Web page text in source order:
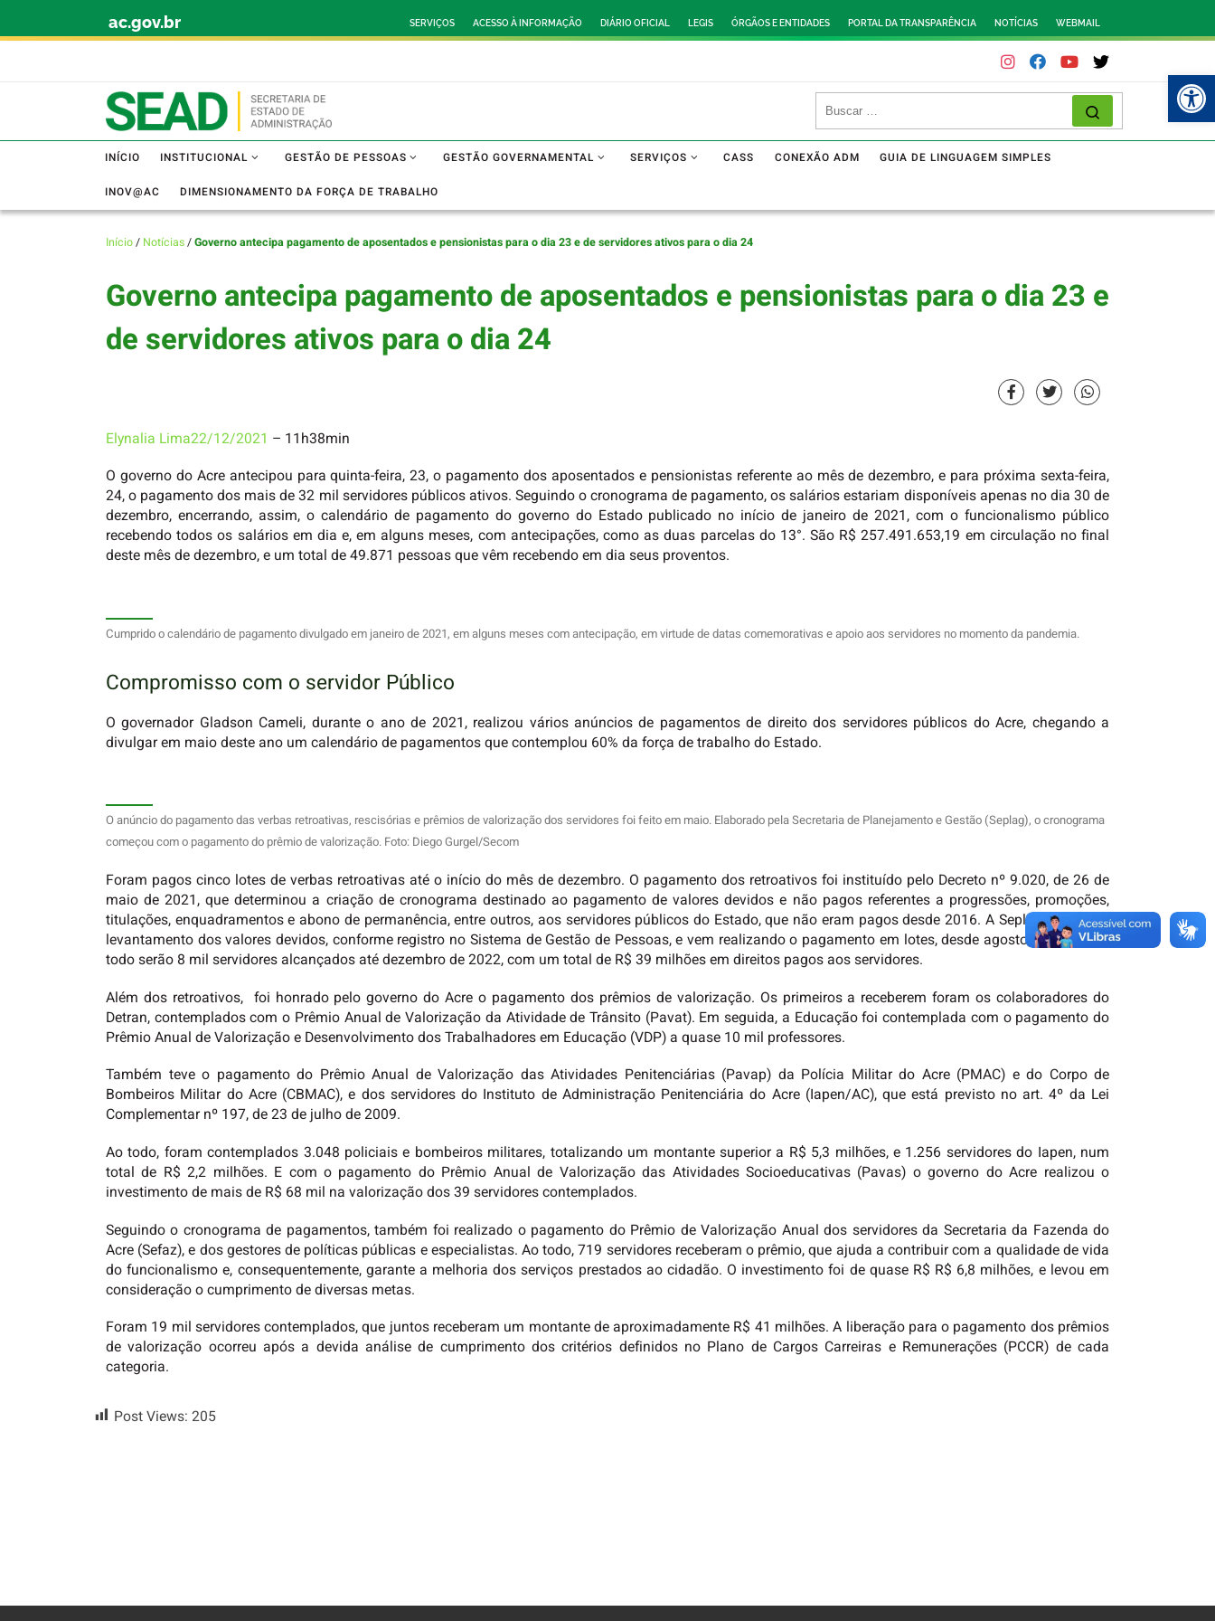
ac.gov.br SERVIÇOS ACESSO À INFORMAÇÃO DIÁRIO OFICIAL LEGIS ÓRGÃOS E ENTIDADES PORTAL DA TRANSPARÊNCIA NOTÍCIAS WEBMAIL
INÍCIO INSTITUCIONAL GESTÃO DE PESSOAS GESTÃO GOVERNAMENTAL SERVIÇOS CASS CONEXÃO ADM GUIA DE LINGUAGEM SIMPLES
INOV@AC DIMENSIONAMENTO DA FORÇA DE TRABALHO
Início/ Notícias/Governo antecipa pagamento de aposentados e pensionistas para o dia 23 e de servidores ativos para o dia 24
Governo antecipa pagamento de aposentados e pensionistas para o dia 23 e
de servidores ativos para o dia 24
Elynalia Lima22/12/2021 – 11h38min
O governo do Acre antecipou para quinta-feira, 23, o pagamento dos aposentados e pensionistas referente ao mês de dezembro, e para próxima sexta-feira,
24, o pagamento dos mais de 32 mil servidores públicos ativos. Seguindo o cronograma de pagamento, os salários estariam disponíveis apenas no dia 30 de
dezembro, encerrando, assim, o calendário de pagamento do governo do Estado publicado no início de janeiro de 2021, com o funcionalismo público
recebendo todos os salários em dia e, em alguns meses, com antecipações, como as duas parcelas do 13°. São R$ 257.491.653,19 em circulação no final
deste mês de dezembro, e um total de 49.871 pessoas que vêm recebendo em dia seus proventos.
Cumprido o calendário de pagamento divulgado em janeiro de 2021, em alguns meses com antecipação, em virtude de datas comemorativas e apoio aos servidores no momento da pandemia.
Compromisso com o servidor Público
O governador Gladson Cameli, durante o ano de 2021, realizou vários anúncios de pagamentos de direito dos servidores públicos do Acre, chegando a
divulgar em maio deste ano um calendário de pagamentos que contemplou 60% da força de trabalho do Estado.
O anúncio do pagamento das verbas retroativas, rescisórias e prêmios de valorização dos servidores foi feito em maio. Elaborado pela Secretaria de Planejamento e Gestão (Seplag), o cronograma
começou com o pagamento do prêmio de valorização. Foto: Diego Gurgel/Secom
Foram pagos cinco lotes de verbas retroativas até o início do mês de dezembro. O pagamento dos retroativos foi instituído pelo Decreto nº 9.020, de 26 de
maio de 2021, que determinou a criação de cronograma destinado ao pagamento de valores devidos e não pagos referentes a progressões, promoções,
titulações, enquadramentos e abono de permanência, entre outros, aos servidores públicos do Estado, que não eram pagos desde 2016. A Seplag realizou o
levantamento dos valores devidos, conforme registro no Sistema de Gestão de Pessoas, e vem realizando o pagamento em lotes, desde agosto de 2021. Ao
todo serão 8 mil servidores alcançados até dezembro de 2022, com um total de R$ 39 milhões em direitos pagos aos servidores.
Além dos retroativos, foi honrado pelo governo do Acre o pagamento dos prêmios de valorização. Os primeiros a receberem foram os colaboradores do
Detran, contemplados com o Prêmio Anual de Valorização da Atividade de Trânsito (Pavat). Em seguida, a Educação foi contemplada com o pagamento do
Prêmio Anual de Valorização e Desenvolvimento dos Trabalhadores em Educação (VDP) a quase 10 mil professores.
Também teve o pagamento do Prêmio Anual de Valorização das Atividades Penitenciárias (Pavap) da Polícia Militar do Acre (PMAC) e do Corpo de
Bombeiros Militar do Acre (CBMAC), e dos servidores do Instituto de Administração Penitenciária do Acre (Iapen/AC), que está previsto no art. 4º da Lei
Complementar nº 197, de 23 de julho de 2009.
Ao todo, foram contemplados 3.048 policiais e bombeiros militares, totalizando um montante superior a R$ 5,3 milhões, e 1.256 servidores do Iapen, num
total de R$ 2,2 milhões. E com o pagamento do Prêmio Anual de Valorização das Atividades Socioeducativas (Pavas) o governo do Acre realizou o
investimento de mais de R$ 68 mil na valorização dos 39 servidores contemplados.
Seguindo o cronograma de pagamentos, também foi realizado o pagamento do Prêmio de Valorização Anual dos servidores da Secretaria da Fazenda do
Acre (Sefaz), e dos gestores de políticas públicas e especialistas. Ao todo, 719 servidores receberam o prêmio, que ajuda a contribuir com a qualidade de vida
do funcionalismo e, consequentemente, garante a melhoria dos serviços prestados ao cidadão. O investimento foi de quase R$ R$ 6,8 milhões, e levou em
consideração o cumprimento de diversas metas.
Foram 19 mil servidores contemplados, que juntos receberam um montante de aproximadamente R$ 41 milhões. A liberação para o pagamento dos prêmios
de valorização ocorreu após a devida análise de cumprimento dos critérios definidos no Plano de Cargos Carreiras e Remunerações (PCCR) de cada
categoria.
Post Views: 205